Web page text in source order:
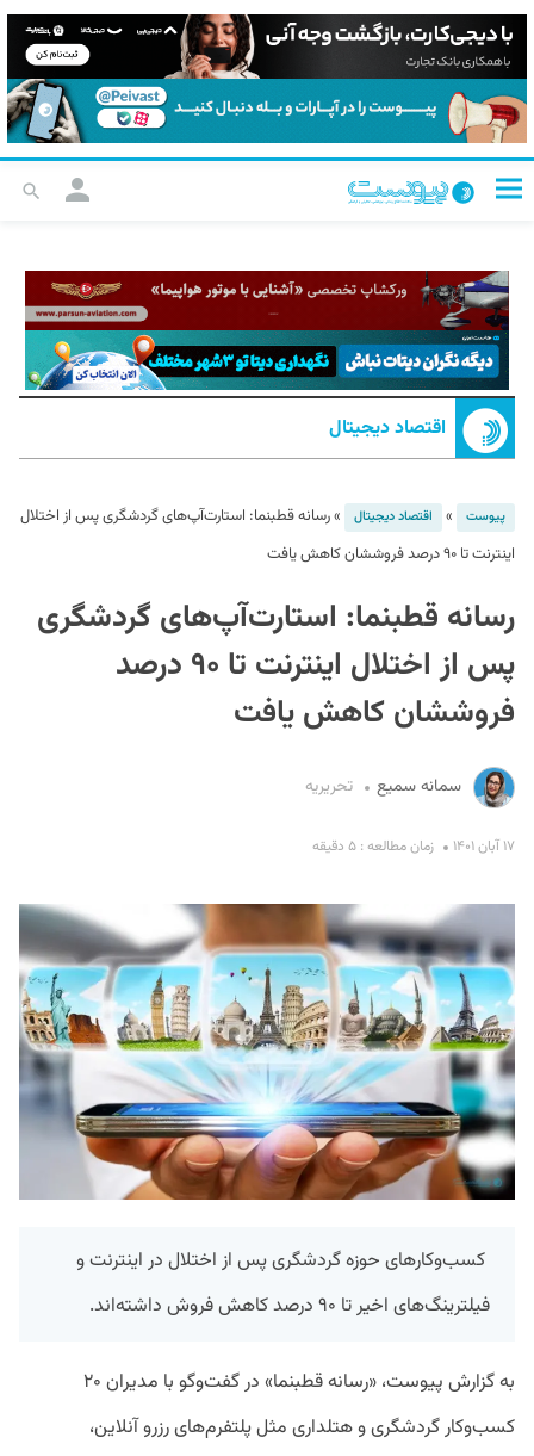
اقتصاد دیجیتال
پیوست » اقتصاد دیجیتال »رسانه قطبنما: استارت‌آپ‌های گردشگری پس از اختلال
اینترنت تا ۹۰ درصد فروششان کاهش یافت
رسانه قطبنما: استارت‌آپ‌های گردشگری
پس از اختلال اینترنت تا ۹۰ درصد
فروششان کاهش یافت
سمانه سمیع تحریریه
۱۷ آبان ۱۴۰۱ زمان مطالعه : ۵ دقیقه
کسب‌وکارهای حوزه گردشگری پس از اختلال در اینترنت و
فیلترینگ‌های اخیر تا ۹۰ درصد کاهش فروش داشته‌اند.
به گزارش پیوست، «رسانه قطبنما» در گفت‌وگو با مدیران ۲۰
کسب‌وکار گردشگری و هتلداری مثل پلتفرم‌های رزرو آنلاین،